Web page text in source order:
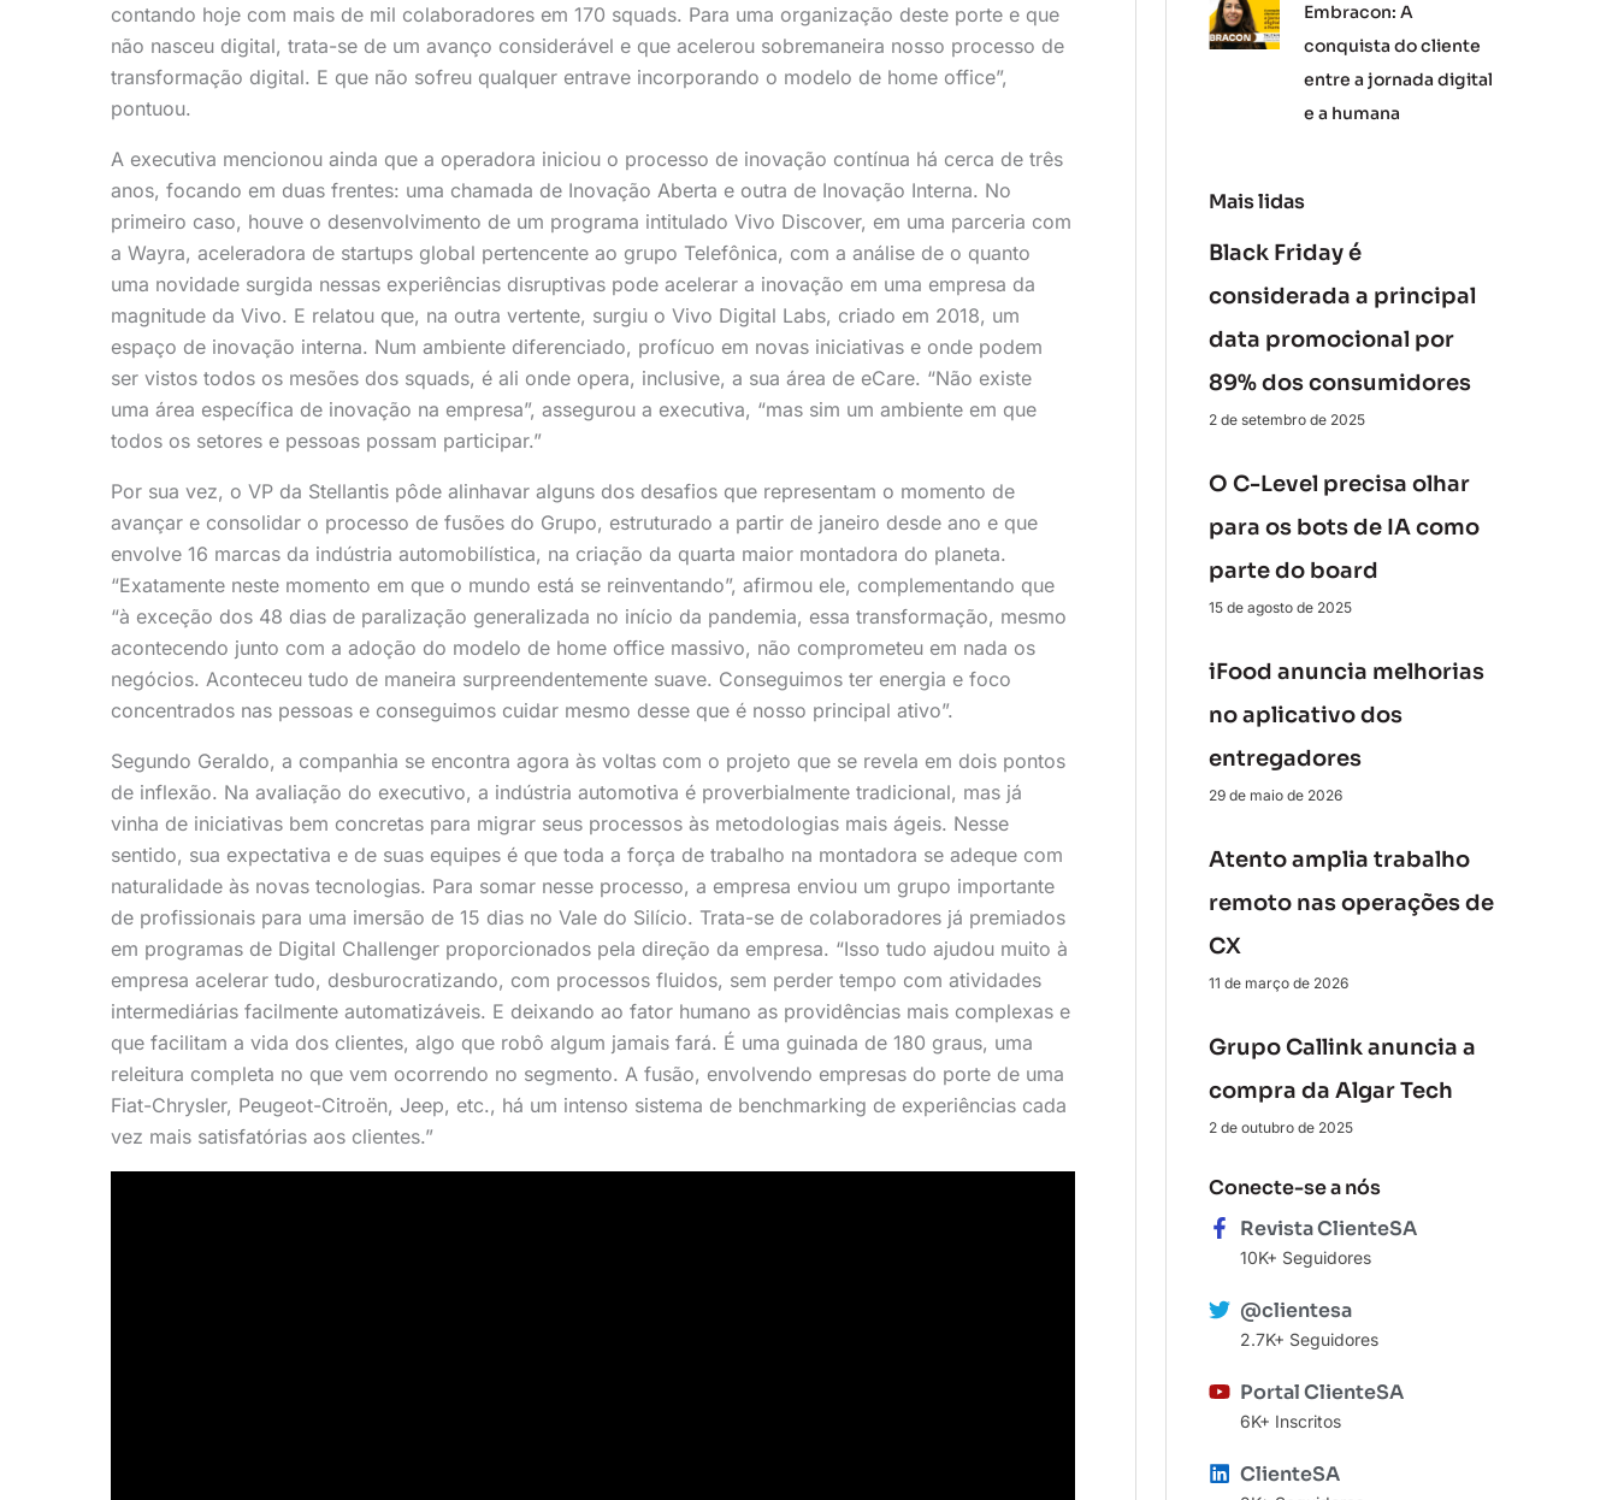
contando hoje com mais de mil colaboradores em 170 squads. Para uma organização deste porte e que
não nasceu digital, trata-se de um avanço considerável e que acelerou sobremaneira nosso processo de
transformação digital. E que não sofreu qualquer entrave incorporando o modelo de home office”,
pontuou.
A executiva mencionou ainda que a operadora iniciou o processo de inovação contínua há cerca de três
anos, focando em duas frentes: uma chamada de Inovação Aberta e outra de Inovação Interna. No
primeiro caso, houve o desenvolvimento de um programa intitulado Vivo Discover, em uma parceria com
a Wayra, aceleradora de startups global pertencente ao grupo Telefônica, com a análise de o quanto
uma novidade surgida nessas experiências disruptivas pode acelerar a inovação em uma empresa da
magnitude da Vivo. E relatou que, na outra vertente, surgiu o Vivo Digital Labs, criado em 2018, um
espaço de inovação interna. Num ambiente diferenciado, profícuo em novas iniciativas e onde podem
ser vistos todos os mesões dos squads, é ali onde opera, inclusive, a sua área de eCare. “Não existe
uma área específica de inovação na empresa”, assegurou a executiva, “mas sim um ambiente em que
todos os setores e pessoas possam participar.”
Por sua vez, o VP da Stellantis pôde alinhavar alguns dos desafios que representam o momento de
avançar e consolidar o processo de fusões do Grupo, estruturado a partir de janeiro desde ano e que
envolve 16 marcas da indústria automobilística, na criação da quarta maior montadora do planeta.
“Exatamente neste momento em que o mundo está se reinventando”, afirmou ele, complementando que
“à exceção dos 48 dias de paralização generalizada no início da pandemia, essa transformação, mesmo
acontecendo junto com a adoção do modelo de home office massivo, não comprometeu em nada os
negócios. Aconteceu tudo de maneira surpreendentemente suave. Conseguimos ter energia e foco
concentrados nas pessoas e conseguimos cuidar mesmo desse que é nosso principal ativo”.
Segundo Geraldo, a companhia se encontra agora às voltas com o projeto que se revela em dois pontos
de inflexão. Na avaliação do executivo, a indústria automotiva é proverbialmente tradicional, mas já
vinha de iniciativas bem concretas para migrar seus processos às metodologias mais ágeis. Nesse
sentido, sua expectativa e de suas equipes é que toda a força de trabalho na montadora se adeque com
naturalidade às novas tecnologias. Para somar nesse processo, a empresa enviou um grupo importante
de profissionais para uma imersão de 15 dias no Vale do Silício. Trata-se de colaboradores já premiados
em programas de Digital Challenger proporcionados pela direção da empresa. “Isso tudo ajudou muito à
empresa acelerar tudo, desburocratizando, com processos fluidos, sem perder tempo com atividades
intermediárias facilmente automatizáveis. E deixando ao fator humano as providências mais complexas e
que facilitam a vida dos clientes, algo que robô algum jamais fará. É uma guinada de 180 graus, uma
releitura completa no que vem ocorrendo no segmento. A fusão, envolvendo empresas do porte de uma
Fiat-Chrysler, Peugeot-Citroën, Jeep, etc., há um intenso sistema de benchmarking de experiências cada
vez mais satisfatórias aos clientes.”
Embracon: A
conquista do cliente
entre a jornada digital
e a humana
Mais lidas
Black Friday é
considerada a principal
data promocional por
89% dos consumidores
2 de setembro de 2025
O C-Level precisa olhar
para os bots de IA como
parte do board
15 de agosto de 2025
iFood anuncia melhorias
no aplicativo dos
entregadores
29 de maio de 2026
Atento amplia trabalho
remoto nas operações de
CX
11 de março de 2026
Grupo Callink anuncia a
compra da Algar Tech
2 de outubro de 2025
Conecte-se a nós
Revista ClienteSA
10K+ Seguidores
@clientesa
2.7K+ Seguidores
Portal ClienteSA
6K+ Inscritos
ClienteSA